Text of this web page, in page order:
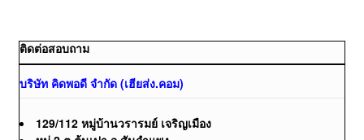
ติดต่อสอบถาม
บริษัท คิดพอดี จำกัด (เฮียส่ง.คอม)
129/112 หมู่บ้านวรารมย์ เจริญเมือง